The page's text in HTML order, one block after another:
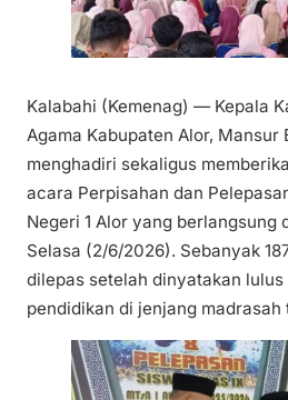
Kalabahi (Kemenag) — Kepala
Agama Kabupaten Alor, Mansur
menghadiri sekaligus
acara Perpisahan dan
Negeri 1 Alor yang berlangsung
Selasa (2/6/2026). Sebanyak
dilepas setelah dinyatakan
pendidikan di jenjang madrasah